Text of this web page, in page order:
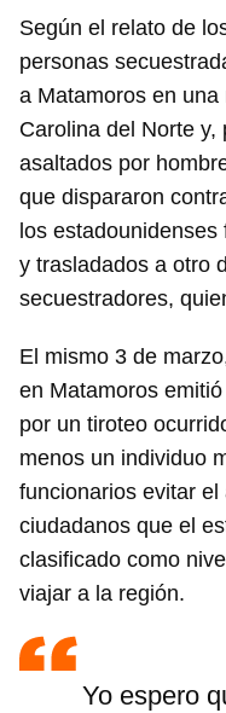
Según el relato de
personas
a Matamoros en
Carolina del Norte y,
asaltados por
que dispararon
los
y trasladados a otro
secuestradores,
El mismo 3 de
en Matamoros
por un tiroteo
menos un individuo
funcionarios evitar
ciudadanos que el
clasificado como
viajar a la región.
Yo espero